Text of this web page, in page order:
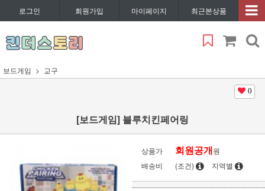
로그인 회원가입 마이페이지 최근본상품
보드게임 교구
0
[보드게임] 블루치킨페어링
상품가 회원공개원
배송비
(조건) 지역별